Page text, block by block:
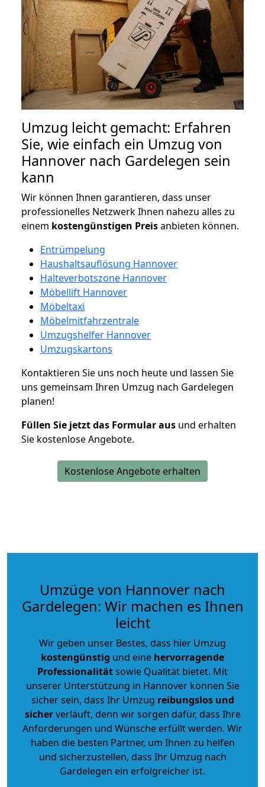
Umzug leicht gemacht: Erfahren
Sie, wie einfach ein Umzug von
Hannover nach Gardelegen sein
kann
Wir können Ihnen garantieren, dass unser
professionelles Netzwerk Ihnen nahezu alles zu
einem kostengünstigen Preisanbieten können.
Entrümpelung
Haushaltsauflösung Hannover
Halteverbotszone Hannover
Möbellift Hannover
Möbeltaxi
Möbelmitfahrzentrale
Umzugshelfer Hannover
Umzugskartons
Kontaktieren Sie uns noch heute und lassen Sie
uns gemeinsam Ihren Umzug nach Gardelegen
planen!
Füllen Sie jetzt das Formular aus und erhalten
Sie kostenlose Angebote.
Kostenlose Angebote erhalten
Umzüge von Hannover nach
Gardelegen: Wir machen es Ihnen
leicht
Wir geben unser Bestes, dass hier Umzug
kostengünstig und eine hervorragende
Professionalitätsowie Qualität bietet. Mit
unserer Unterstützung in Hannover können Sie
sicher sein, dass Ihr Umzug reibungslos und
sicherverläuft, denn wir sorgen dafür, dass Ihre
Anforderungen und Wünsche erfüllt werden. Wir
haben die besten Partner, um Ihnen zu helfen
und sicherzustellen, dass Ihr Umzug nach
Gardelegen ein erfolgreicher ist.